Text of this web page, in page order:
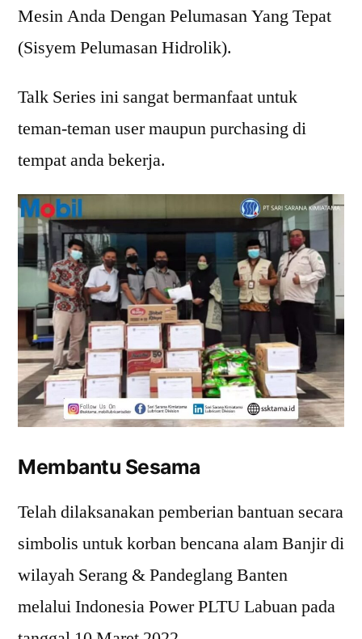
Mesin Anda Dengan Pelumasan Yang Tepat
(Sisyem Pelumasan Hidrolik).
Talk Series ini sangat bermanfaat untuk
teman-teman user maupun purchasing di
tempat anda bekerja.
Membantu Sesama
Telah dilaksanakan pemberian bantuan secara
simbolis untuk korban bencana alam Banjir di
wilayah Serang & Pandeglang Banten
melalui Indonesia Power PLTU Labuan pada